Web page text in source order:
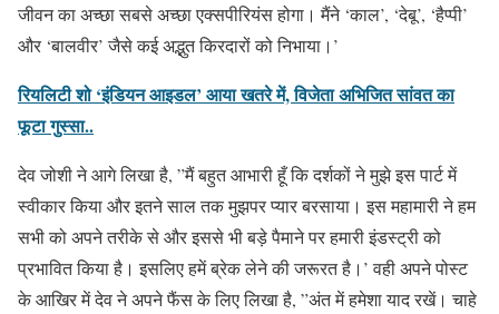
जीवन का अच्छा सबसे अच्छा एक्सपीरियंस होगा। मैंने ‘काल’, ‘देबू’, ‘हैप्पी’
और ‘बालवीर’ जैसे कई अद्भुत किरदारों को निभाया।’
रियलिटी शो ‘इंडियन आइडल’ आया खतरे में, विजेता अभिजित सांवत का
फूटा गुस्सा..
देव जोशी ने आगे लिखा है, ”मैं बहुत आभारी हूँ कि दर्शकों ने मुझे इस पार्ट में
स्वीकार किया और इतने साल तक मुझपर प्यार बरसाया। इस महामारी ने हम
सभी को अपने तरीके से और इससे भी बड़े पैमाने पर हमारी इंडस्ट्री को
प्रभावित किया है। इसलिए हमें ब्रेक लेने की जरूरत है।’ वही अपने पोस्ट
के आखिर में देव ने अपने फैंस के लिए लिखा है, ”अंत में हमेशा याद रखें। चाहे